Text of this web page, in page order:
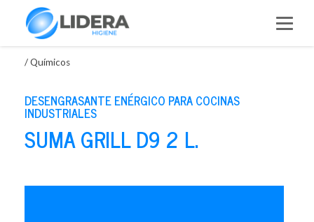
/Químicos
DESENGRASANTE ENÉRGICO PARA COCINAS
INDUSTRIALES
SUMA GRILL D9 2 L.